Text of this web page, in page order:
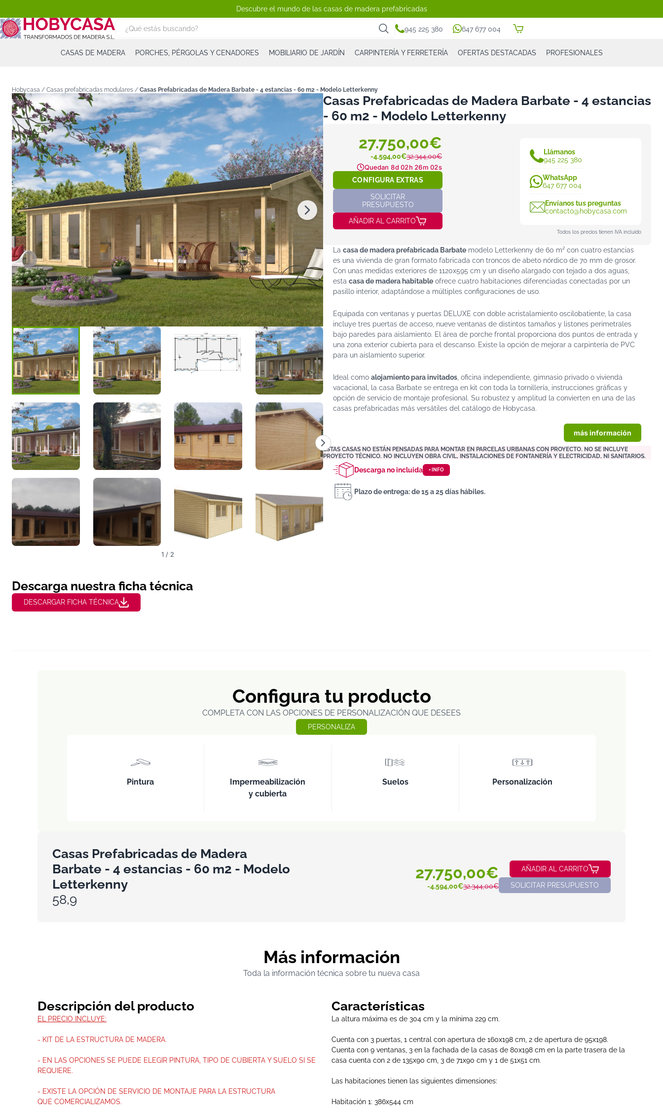
Descubre el mundo de las casas de madera prefabricadas
945 225 380 647 677 004
CASAS DE MADERA PORCHES, PÉRGOLAS Y CENADORES MOBILIARIO DE JARDÍN CARPINTERÍA Y FERRETERÍA OFERTAS DESTACADAS PROFESIONALES
Hobycasa / Casas prefabricadas modulares / Casas Prefabricadas de Madera Barbate - 4 estancias - 60 m2 - Modelo Letterkenny
1 / 2
Descarga nuestra ficha técnica
DESCARGAR FICHA TÉCNICA
Casas Prefabricadas de Madera Barbate - 4 estancias
- 60 m2 - Modelo Letterkenny
27.750,00€
-4.594,00€32.344,00€
Quedan 8d 02h 26m 01s
CONFIGURA EXTRAS
SOLICITAR
PRESUPUESTO
AÑADIR AL CARRITO
Llámanos
945 225 380
WhatsApp
647 677 004
Envíanos tus preguntas
contacto@hobycasa.com
Todos los precios tienen IVA incluido
La casa de madera prefabricada Barbate modelo Letterkenny de 60 m² con cuatro estancias
es una vivienda de gran formato fabricada con troncos de abeto nórdico de 70 mm de grosor.
Con unas medidas exteriores de 1120x595 cm y un diseño alargado con tejado a dos aguas,
esta casa de madera habitable ofrece cuatro habitaciones diferenciadas conectadas por un
pasillo interior, adaptándose a múltiples configuraciones de uso.
Equipada con ventanas y puertas DELUXE con doble acristalamiento oscilobatiente, la casa
incluye tres puertas de acceso, nueve ventanas de distintos tamaños y listones perimetrales
bajo paredes para aislamiento. El área de porche frontal proporciona dos puntos de entrada y
una zona exterior cubierta para el descanso. Existe la opción de mejorar a carpintería de PVC
para un aislamiento superior.
Ideal como alojamiento para invitados , oficina independiente, gimnasio privado o vivienda
vacacional, la casa Barbate se entrega en kit con toda la tornillería, instrucciones gráficas y
opción de servicio de montaje profesional. Su robustez y amplitud la convierten en una de las
casas prefabricadas más versátiles del catálogo de Hobycasa.
más información
ESTAS CASAS NO ESTÁN PENSADAS PARA MONTAR EN PARCELAS URBANAS CON PROYECTO. NO SE INCLUYE
PROYECTO TÉCNICO. NO INCLUYEN OBRA CIVIL, INSTALACIONES DE FONTANERÍA Y ELECTRICIDAD, NI SANITARIOS.
Descarga no incluida + INFO
Plazo de entrega: de 15 a 25 días hábiles.
Configura tu producto
COMPLETA CON LAS OPCIONES DE PERSONALIZACIÓN QUE DESEES
PERSONALIZA
Pintura
Impermeabilización
y cubierta
Suelos Personalización
Casas Prefabricadas de Madera
Barbate - 4 estancias - 60 m2 - Modelo
Letterkenny
58,9
27.750,00€
-4.594,00€32.344,00€
AÑADIR AL CARRITO
SOLICITAR PRESUPUESTO
Más información
Toda la información técnica sobre tu nueva casa
Descripción del producto
EL PRECIO INCLUYE:
- KIT DE LA ESTRUCTURA DE MADERA.
- EN LAS OPCIONES SE PUEDE ELEGIR PINTURA, TIPO DE CUBIERTA Y SUELO SI SE
REQUIERE.
- EXISTE LA OPCIÓN DE SERVICIO DE MONTAJE PARA LA ESTRUCTURA
QUE COMERCIALIZAMOS.
Características
La altura máxima es de 304 cm y la mínima 229 cm.
Cuenta con 3 puertas, 1 central con apertura de 160x198 cm, 2 de apertura de 95x198.
Cuenta con 9 ventanas, 3 en la fachada de la casas de 80x198 cm en la parte trasera de la
casa cuenta con 2 de 135x90 cm, 3 de 71x90 cm y 1 de 51x51 cm.
Las habitaciones tienen las siguientes dimensiones:
Habitación 1: 386x544 cm